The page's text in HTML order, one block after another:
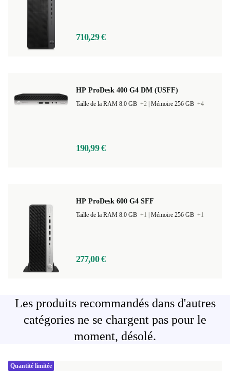
710,29 €
HP ProDesk 400 G4 DM (USFF)
Taille de la RAM 8.0 GB +2 Mémoire 256 GB +4
190,99 €
HP ProDesk 600 G4 SFF
Taille de la RAM 8.0 GB +1 Mémoire 256 GB +1
277,00 €
Les produits recommandés dans d'autres
catégories ne se chargent pas pour le
moment, désolé.
Quantité limitée